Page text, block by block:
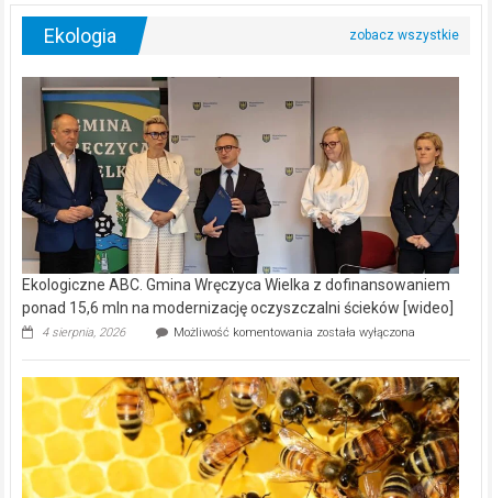
Ekologia
Ekologiczne ABC. Gmina Wręczyca Wielka z dofinansowaniem
ponad 15,6 mln na modernizację oczyszczalni ścieków [wideo]
4 sierpnia, 2026 Możliwość komentowania Ekologiczne
Wręczyca
Wielka
z
dofinansowaniem
ponad
15,6
mln
została wyłączona